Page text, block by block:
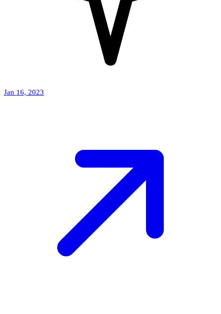
Jan 16, 2023